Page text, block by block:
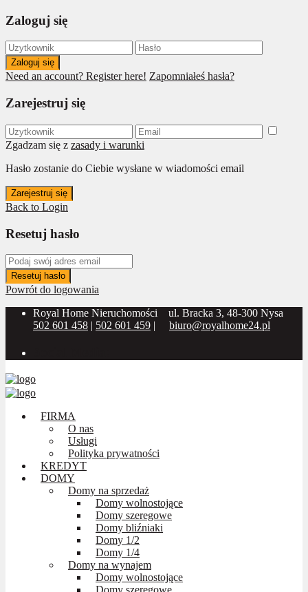
Zaloguj się
Zaloguj się
Need an account? Register here! Zapomniałeś hasła?
Zarejestruj się
Zgadzam się z zasady i warunki
Hasło zostanie do Ciebie wysłane w wiadomości email
Zarejestruj się
Back to Login
Resetuj hasło
Resetuj hasło
Powrót do logowania
Royal Home Nieruchomości
ul. Bracka 3, 48-300 Nysa
502 601 458 | 502 601 459 | biuro@royalhome24.pl
FIRMA
O nas
Usługi
Polityka prywatności
KREDYT
DOMY
Domy na sprzedaż
Domy wolnostojące
Domy szeregowe
Domy bliźniaki
Domy 1/2
Domy 1/4
Domy na wynajem
Domy wolnostojące
Domy szeregowe